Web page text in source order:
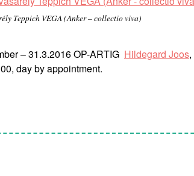
Teppich VEGA (Anker – collectio viva)
– 31.3.2016 OP-ARTIG Hildegard Joos,
day by appointment.